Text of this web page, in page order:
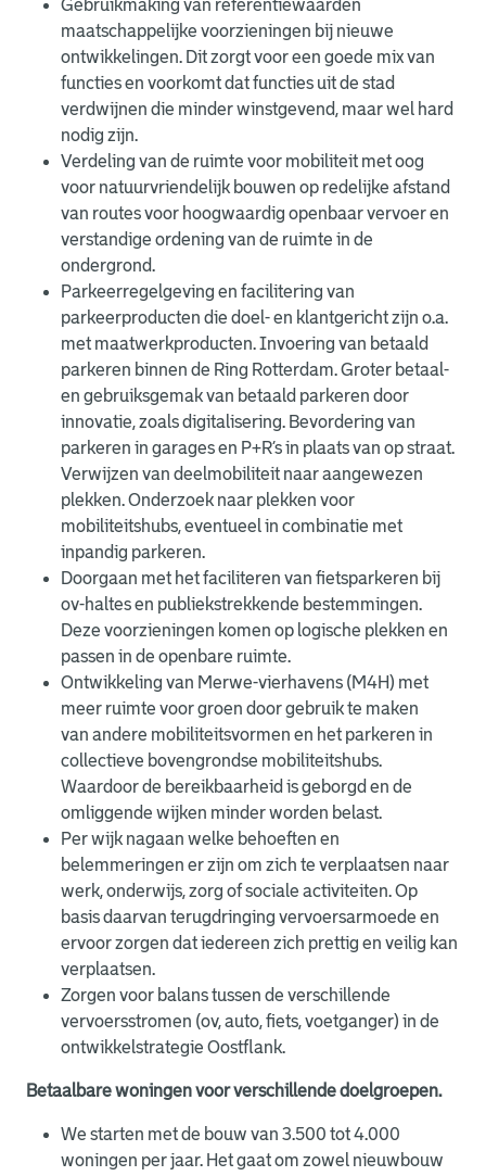
Gebruikmaking van referentiewaarden
maatschappelijke voorzieningen bij nieuwe
ontwikkelingen. Dit zorgt voor een goede mix van
functies en voorkomt dat functies uit de stad
verdwijnen die minder winstgevend, maar wel hard
nodig zijn.
Verdeling van de ruimte voor mobiliteit met oog
voor natuurvriendelijk bouwen op redelijke afstand
van routes voor hoogwaardig openbaar vervoer en
verstandige ordening van de ruimte in de
ondergrond.
Parkeerregelgeving en facilitering van
parkeerproducten die doel- en klantgericht zijn o.a.
met maatwerkproducten. Invoering van betaald
parkeren binnen de Ring Rotterdam. Groter betaal-
en gebruiksgemak van betaald parkeren door
innovatie, zoals digitalisering. Bevordering van
parkeren in garages en P+R’s in plaats van op straat.
Verwijzen van deelmobiliteit naar aangewezen
plekken. Onderzoek naar plekken voor
mobiliteitshubs, eventueel in combinatie met
inpandig parkeren.
Doorgaan met het faciliteren van fietsparkeren bij
ov-haltes en publiekstrekkende bestemmingen.
Deze voorzieningen komen op logische plekken en
passen in de openbare ruimte.
Ontwikkeling van Merwe-vierhavens (M4H) met
meer ruimte voor groen door gebruik te maken
van andere mobiliteitsvormen en het parkeren in
collectieve bovengrondse mobiliteitshubs.
Waardoor de bereikbaarheid is geborgd en de
omliggende wijken minder worden belast.
Per wijk nagaan welke behoeften en
belemmeringen er zijn om zich te verplaatsen naar
werk, onderwijs, zorg of sociale activiteiten. Op
basis daarvan terugdringing vervoersarmoede en
ervoor zorgen dat iedereen zich prettig en veilig kan
verplaatsen.
Zorgen voor balans tussen de verschillende
vervoersstromen (ov, auto, fiets, voetganger) in de
ontwikkelstrategie Oostflank.
Betaalbare woningen voor verschillende doelgroepen.
We starten met de bouw van 3.500 tot 4.000
woningen per jaar. Het gaat om zowel nieuwbouw